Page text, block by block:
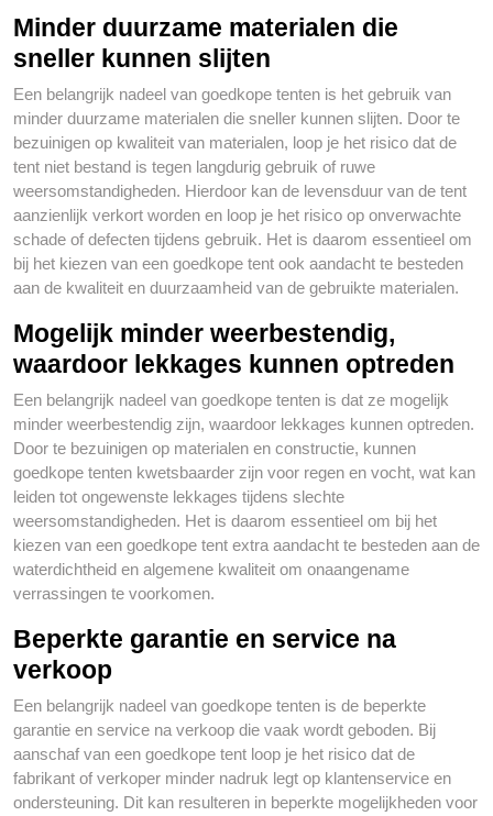
Minder duurzame materialen die
sneller kunnen slijten
Een belangrijk nadeel van goedkope tenten is het gebruik van
minder duurzame materialen die sneller kunnen slijten. Door te
bezuinigen op kwaliteit van materialen, loop je het risico dat de
tent niet bestand is tegen langdurig gebruik of ruwe
weersomstandigheden. Hierdoor kan de levensduur van de tent
aanzienlijk verkort worden en loop je het risico op onverwachte
schade of defecten tijdens gebruik. Het is daarom essentieel om
bij het kiezen van een goedkope tent ook aandacht te besteden
aan de kwaliteit en duurzaamheid van de gebruikte materialen.
Mogelijk minder weerbestendig,
waardoor lekkages kunnen optreden
Een belangrijk nadeel van goedkope tenten is dat ze mogelijk
minder weerbestendig zijn, waardoor lekkages kunnen optreden.
Door te bezuinigen op materialen en constructie, kunnen
goedkope tenten kwetsbaarder zijn voor regen en vocht, wat kan
leiden tot ongewenste lekkages tijdens slechte
weersomstandigheden. Het is daarom essentieel om bij het
kiezen van een goedkope tent extra aandacht te besteden aan de
waterdichtheid en algemene kwaliteit om onaangename
verrassingen te voorkomen.
Beperkte garantie en service na
verkoop
Een belangrijk nadeel van goedkope tenten is de beperkte
garantie en service na verkoop die vaak wordt geboden. Bij
aanschaf van een goedkope tent loop je het risico dat de
fabrikant of verkoper minder nadruk legt op klantenservice en
ondersteuning. Dit kan resulteren in beperkte mogelijkheden voor